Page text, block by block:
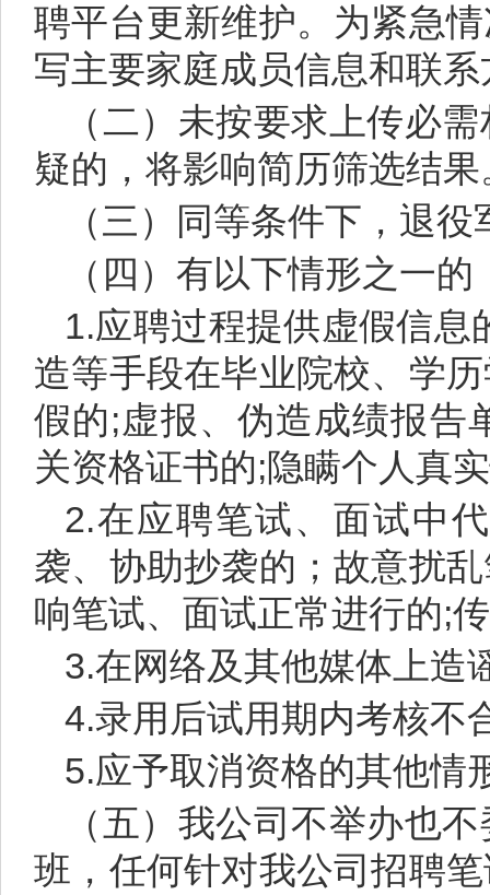
聘平台更新维护。为紧急
写主要家庭成员信息和联
（二）未按要求上传必
疑的，将影响简历筛选结果
（三）同等条件下，退
（四）有以下情形之一
1.应聘过程提供虚假信
造等手段在毕业院校、学
假的;虚报、伪造成绩报告
关资格证书的;隐瞒个人真
2.在应聘笔试、面试中
袭、协助抄袭的；故意扰
响笔试、面试正常进行的;
3.在网络及其他媒体上造
4.录用后试用期内考核不
5.应予取消资格的其他情
（五）我公司不举办也
班，任何针对我公司招聘